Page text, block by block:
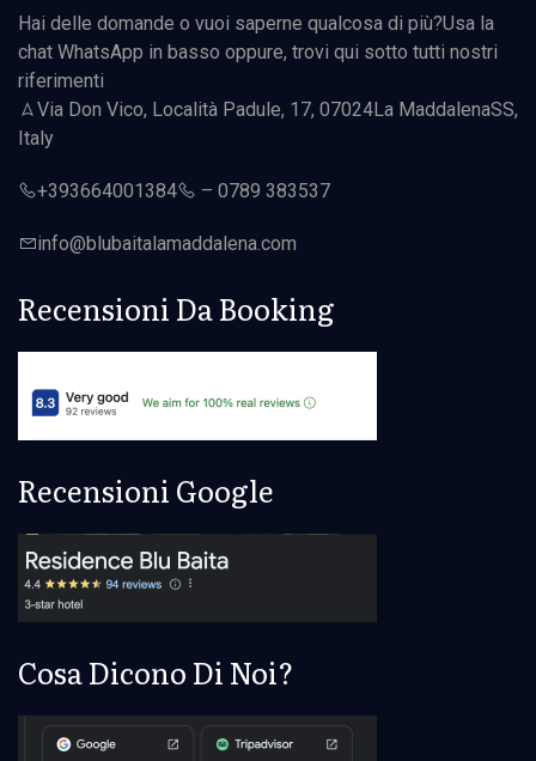
Hai delle domande o vuoi saperne qualcosa di più?Usa la
chat WhatsApp in basso oppure, trovi qui sotto tutti nostri
riferimenti
Via Don Vico, Località Padule, 17, 07024La MaddalenaSS,
Italy
+393664001384 – 0789 383537
info@blubaitalamaddalena.com
Recensioni Da Booking
Recensioni Google
Cosa Dicono Di Noi?